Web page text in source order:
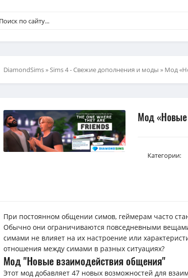
DiamondSims»Sims 4 - Свежие дополнения и моды » Мод
Мод «Новые
Категории:
При постоянном общении симов, геймерам часто
Обычно они ограничиваются повседневными
симами не влияет на их настроение или
отношения между симами в разных ситуациях?
Мод "Новые взаимодействия общения"
Этот мод добавляет 47 новых возможностей для